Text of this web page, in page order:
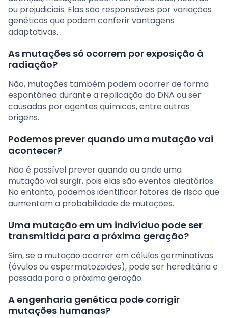
ou prejudiciais. Elas são responsáveis por variações
genéticas que podem conferir vantagens
adaptativas.
As mutações só ocorrem por exposição à
radiação?
Não, mutações também podem ocorrer de forma
espontânea durante a replicação do DNA ou ser
causadas por agentes químicos, entre outras
origens.
Podemos prever quando uma mutação vai
acontecer?
Não é possível prever quando ou onde uma
mutação vai surgir, pois elas são eventos aleatórios.
No entanto, podemos identificar fatores de risco que
aumentam a probabilidade de mutações.
Uma mutação em um indivíduo pode ser
transmitida para a próxima geração?
Sim, se a mutação ocorrer em células germinativas
(óvulos ou espermatozoides), pode ser hereditária e
passada para a próxima geração.
A engenharia genética pode corrigir
mutações humanas?